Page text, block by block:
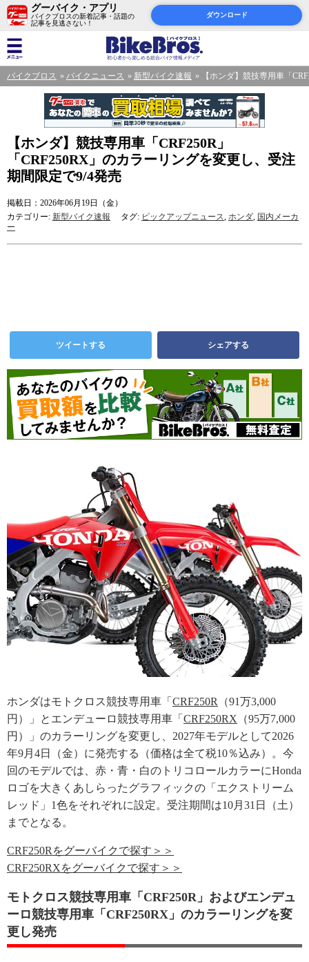
グーバイク・アプリ
バイクブロスの新着記事・話題の
記事を見逃さない！
ダウンロード
バイクブロス バイクニュース 新型バイク速報 【ホンダ】競技専用車「
【ホンダ】競技専用車「CRF250R」
「CRF250RX」のカラーリングを変更し、受注
期間限定で9/4発売
掲載日：2026年06月19日（金）
カテゴリー: 新型バイク速報 タグ: ピックアップニュース, ホンダ, 国内メーカ
ー
ツイートする シェアする
ホンダはモトクロス競技専用車「 CRF250R （91万3,000
円）」とエンデューロ競技専用車「 CRF250RX （95万7,000
円）」のカラーリングを変更し、2027年モデルとして2026
年9月4日（金）に発売する（価格は全て税10％込み）。今
回のモデルでは、赤・青・白のトリコロールカラーにHonda
ロゴを大きくあしらったグラフィックの「エクストリーム
レッド」1色をそれぞれに設定。受注期間は10月31日（土）
までとなる。
CRF250Rをグーバイクで探す＞＞
CRF250RXをグーバイクで探す＞＞
モトクロス競技専用車「CRF250R」およびエンデュ
ーロ競技専用車「CRF250RX」のカラーリングを変
更し発売